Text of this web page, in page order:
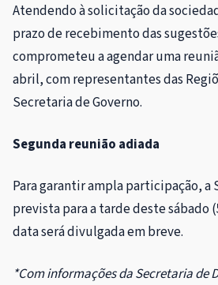
Atendendo à solicitação da
prazo de recebimento das
comprometeu a agendar uma
abril, com representantes das
Secretaria de Governo.
Segunda reunião adiada
Para garantir ampla participação,
prevista para a tarde deste sábado
data será divulgada em breve.
*Com informações da Secretaria de